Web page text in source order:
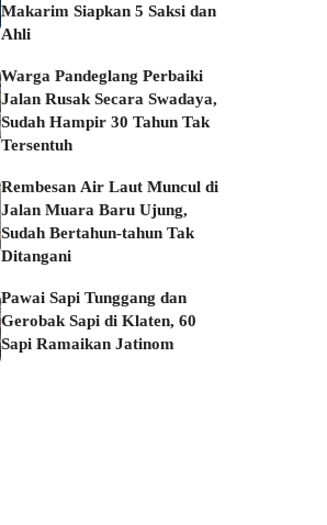
Makarim Siapkan 5 Saksi dan
Ahli
Warga Pandeglang Perbaiki
Jalan Rusak Secara Swadaya,
Sudah Hampir 30 Tahun Tak
Tersentuh
Rembesan Air Laut Muncul di
Jalan Muara Baru Ujung,
Sudah Bertahun-tahun Tak
Ditangani
Pawai Sapi Tunggang dan
Gerobak Sapi di Klaten, 60
Sapi Ramaikan Jatinom